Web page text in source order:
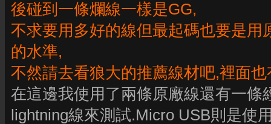
後碰到一條爛線一樣是GG,
不求要用多好的線但最起碼也要是用
的水準,
不然請去看狼大的推薦線材吧,裡面
在這邊我使用了兩條原廠線還有一條
lightning線來測試.Micro USB則是使